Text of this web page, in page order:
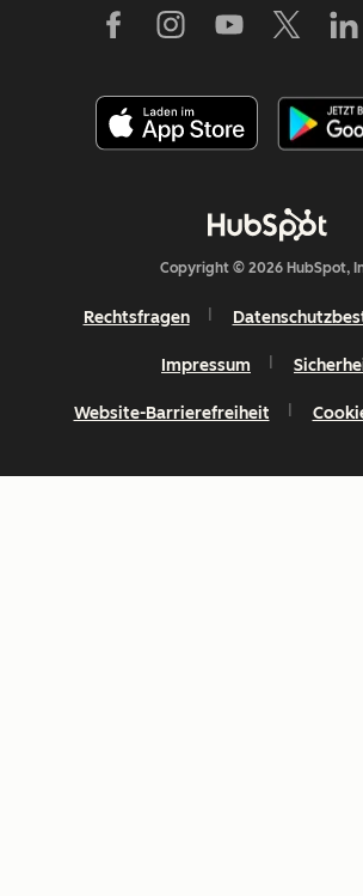
Copyright © 2026 HubSpot,
Rechtsfragen
Impressum
Website-Barrierefreiheit